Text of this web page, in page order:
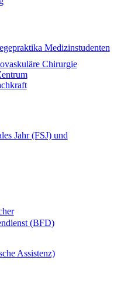
Medizinstudenten
Jahr (FSJ) und
(BFD)
Chirurgie
Assistenz)